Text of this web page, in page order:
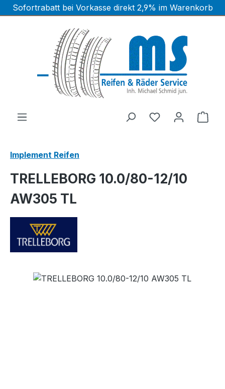
Zum Hauptinhalt springen
Sofortrabatt bei Vorkasse direkt 2,9% im Warenkorb
Implement Reifen
TRELLEBORG 10.0/80-12/10
AW305 TL
Bildergalerie überspringen